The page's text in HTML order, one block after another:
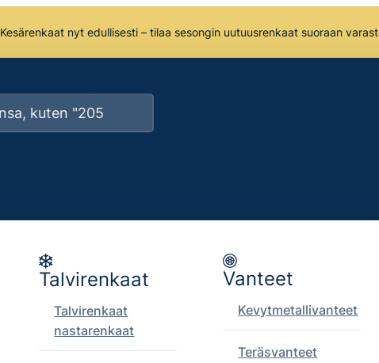
Kesärenkaat nyt edullisesti – tilaa sesongin uutuusrenkaat suoraan
Talvirenkaat
Talvirenkaat
nastarenkaat
Vanteet
Kevytmetallivanteet
Teräsvanteet